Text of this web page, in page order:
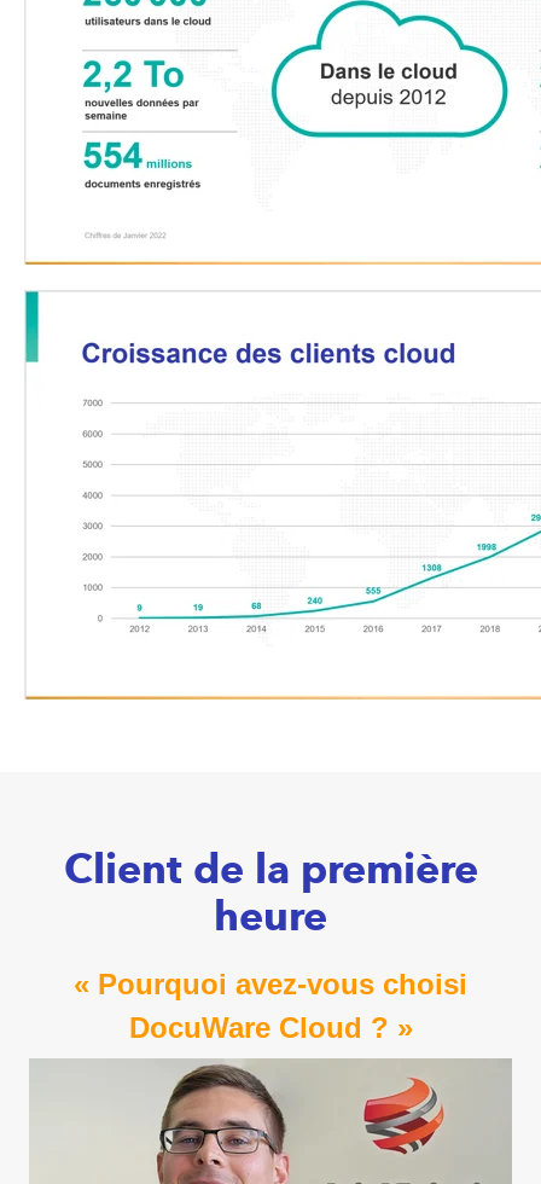
Client de la première
heure
« Pourquoi avez-vous choisi
DocuWare Cloud ? »